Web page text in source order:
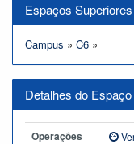
Espaços Superiores
Campus » C6 »
Detalhes do Espaço
Operações